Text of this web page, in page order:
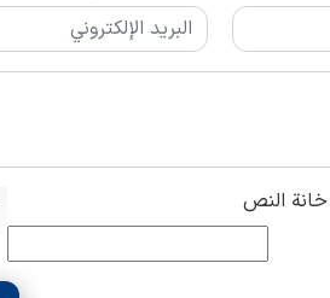
خانة النص